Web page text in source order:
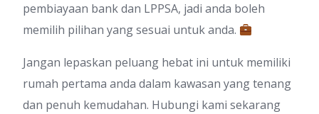
pembiayaan bank dan LPPSA, jadi anda boleh
memilih pilihan yang sesuai untuk anda.
Jangan lepaskan peluang hebat ini untuk memiliki
rumah pertama anda dalam kawasan yang tenang
dan penuh kemudahan. Hubungi kami sekarang